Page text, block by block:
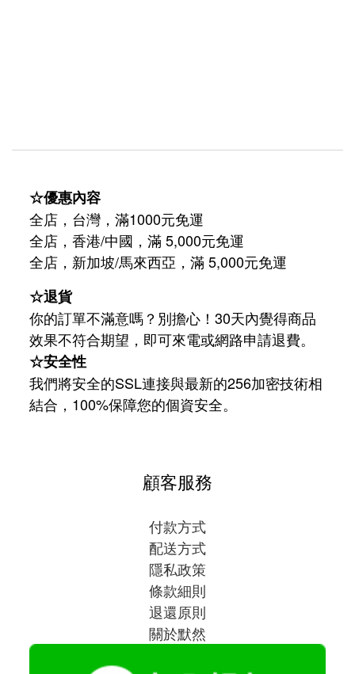
☆優惠內容
全店，台灣，滿1000元免運
全店，香港/中國，滿 5,000元免運
全店，新加坡/馬來西亞，滿 5,000元免運
☆退貨
你的訂單不滿意嗎？別擔心！30天內覺得商品
效果不符合期望，即可來電或網路申請退費。
☆安全性
我們將安全的SSL連接與最新的256加密技術相
結合，100%保障您的個資安全。
顧客服務
付款方式
配送方式
隱私政策
條款細則
退還原則
關於默然